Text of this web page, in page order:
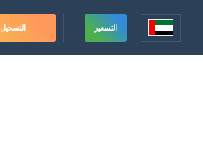
التسجيل التسعير